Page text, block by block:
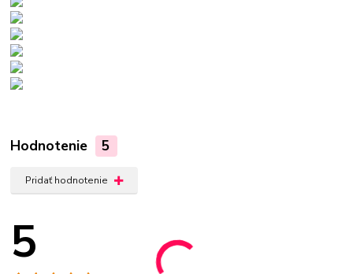
Hodnotenie 5
Pridať hodnotenie
5